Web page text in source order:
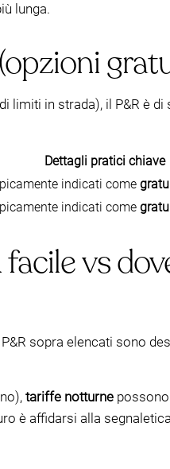
lunga.
in strada), il P&R è
Dettagli pratici chiave
indicati come
indicati come
vs
sopra elencati sono
tariffe notturne
è affidarsi alla